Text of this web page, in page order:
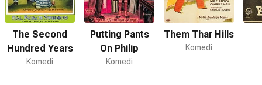
The Second
Hundred Years
Komedi
Putting Pants
On Philip
Komedi
Them Thar Hills
Komedi